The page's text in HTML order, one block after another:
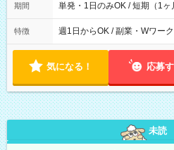
期間 単発・1日のみOK / 短期（1ヶ
特徴 週1日からOK / 副業・Wワー
気になる！ 応募
未読